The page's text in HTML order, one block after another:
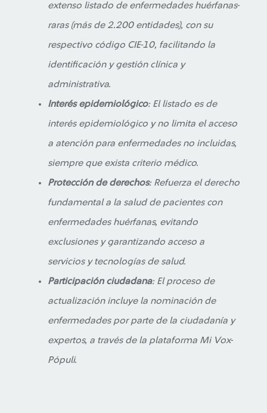
extenso listado de enfermedades huérfanas-
raras (más de 2.200 entidades), con su
respectivo código CIE-10, facilitando la
identificación y gestión clínica y
administrativa.
Interés epidemiológico: El listado es de
interés epidemiológico y no limita el acceso
a atención para enfermedades no incluidas,
siempre que exista criterio médico.
Protección de derechos: Refuerza el derecho
fundamental a la salud de pacientes con
enfermedades huérfanas, evitando
exclusiones y garantizando acceso a
servicios y tecnologías de salud.
Participación ciudadana: El proceso de
actualización incluye la nominación de
enfermedades por parte de la ciudadanía y
expertos, a través de la plataforma Mi Vox-
Pópuli.